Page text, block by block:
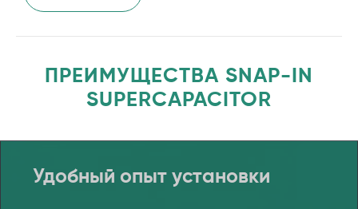
ПРЕИМУЩЕСТВА SNAP-IN
SUPERCAPACITOR
Удобный опыт установки